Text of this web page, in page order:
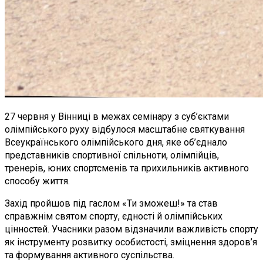
27 червня у Вінниці в межах семінару з суб’єктами
олімпійського руху відбулося масштабне святкування
Всеукраїнського олімпійського дня, яке об’єднало
представників спортивної спільноти, олімпійців,
тренерів, юних спортсменів та прихильників активного
способу життя.
Захід пройшов під гаслом «Ти зможеш!» та став
справжнім святом спорту, єдності й олімпійських
цінностей. Учасники разом відзначили важливість спорту
як інструменту розвитку особистості, зміцнення здоров’я
та формування активного суспільства.